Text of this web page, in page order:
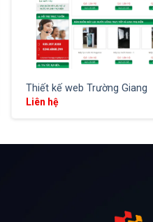
Thiết kế web Trường Giang
Liên hệ